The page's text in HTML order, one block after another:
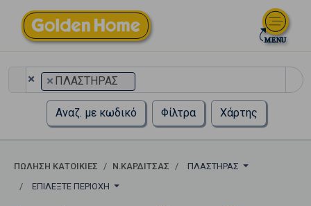
× × ΠΛΑΣΤΗΡΑΣ
Αναζ. με κωδικό Φίλτρα Χάρτης
ΠΏΛΗΣΗ ΚΑΤΟΙΚΊΕΣ Ν.ΚΑΡΔΙΤΣΑΣ
ΠΛΑΣΤΗΡΑΣ
ΕΠΙΛΈΞΤΕ ΠΕΡΙΟΧΉ